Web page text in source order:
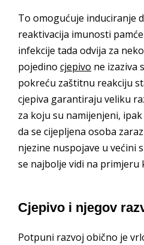
To omogućuje induciranje
reaktivacija imunosti
infekcije tada odvija za
pojedino cjepivo ne izaziva
pokreću zaštitnu reakciju
cjepiva garantiraju veliku
za koju su namijenjeni,
da se cijepljena osoba
njezine nuspojave u većini
se najbolje vidi na primjeru
Cjepivo i njegov
Potpuni razvoj obično je